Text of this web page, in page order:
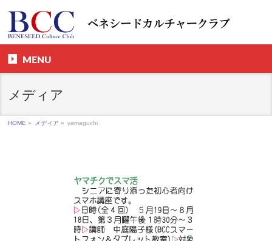
MENU
メディア
HOME » メディア » yamaguchi